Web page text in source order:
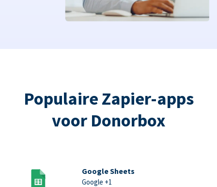
Populaire Zapier-apps
voor Donorbox
Google Sheets
Google +1